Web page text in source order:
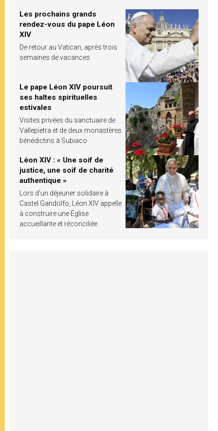
Les prochains grands
rendez-vous du pape Léon
XIV
De retour au Vatican, après trois
semaines de vacances
Le pape Léon XIV poursuit
ses haltes spirituelles
estivales
Visites privées du sanctuaire de
Vallepietra et de deux monastères
bénédictins à Subiaco
Léon XIV : « Une soif de
justice, une soif de charité
authentique »
Lors d’un déjeuner solidaire à
Castel Gandolfo, Léon XIV appelle
à construire une Église
accueillante et réconciliée